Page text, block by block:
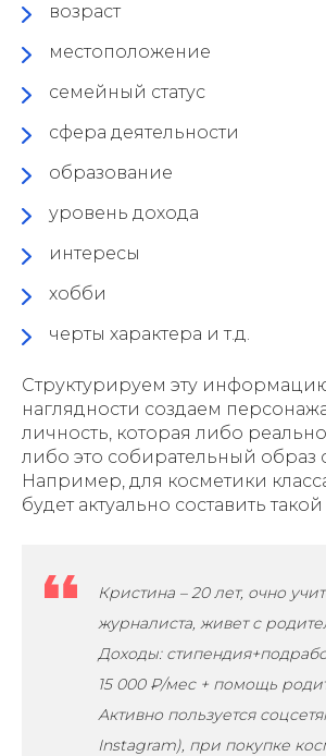
возраст
местоположение
семейный статус
сфера деятельности
образование
уровень дохода
интересы
хобби
черты характера и т.д.
Структурируем эту
наглядности создаем
личность, которая либо
либо это собирательный образ
Например, для косметики
будет актуально составить
Кристина – 20 лет, очно
журналиста, живет с
Доходы:
15 000 ₽/мес + помощь
Активно пользуется
Instagram), при покупке